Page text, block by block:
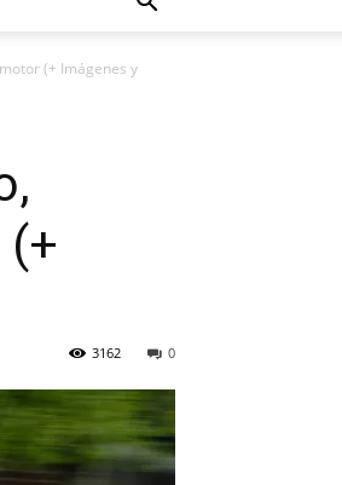
(+ Imágenes y
0
3162